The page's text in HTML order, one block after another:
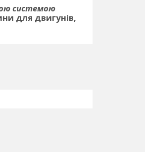
системою
для двигунів,